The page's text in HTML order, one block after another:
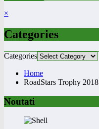
×
Categories
Categories
Home
RoadStars Trophy 2018
Noutati